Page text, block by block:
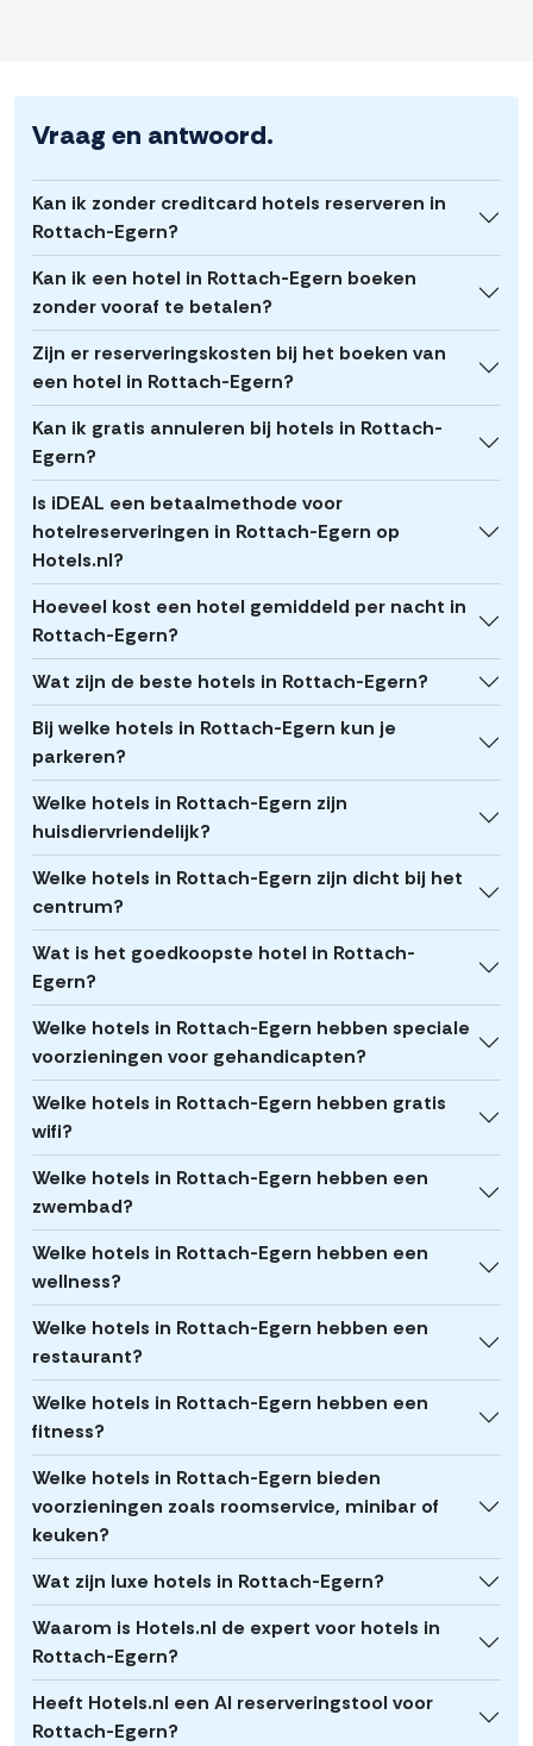
Vraag en antwoord.
Kan ik zonder creditcard hotels reserveren in
Rottach-Egern?
Kan ik een hotel in Rottach-Egern boeken
zonder vooraf te betalen?
Zijn er reserveringskosten bij het boeken van
een hotel in Rottach-Egern?
Kan ik gratis annuleren bij hotels in Rottach-
Egern?
Is iDEAL een betaalmethode voor
hotelreserveringen in Rottach-Egern op
Hotels.nl?
Hoeveel kost een hotel gemiddeld per nacht in
Rottach-Egern?
Wat zijn de beste hotels in Rottach-Egern?
Bij welke hotels in Rottach-Egern kun je
parkeren?
Welke hotels in Rottach-Egern zijn
huisdiervriendelijk?
Welke hotels in Rottach-Egern zijn dicht bij het
centrum?
Wat is het goedkoopste hotel in Rottach-
Egern?
Welke hotels in Rottach-Egern hebben speciale
voorzieningen voor gehandicapten?
Welke hotels in Rottach-Egern hebben gratis
wifi?
Welke hotels in Rottach-Egern hebben een
zwembad?
Welke hotels in Rottach-Egern hebben een
wellness?
Welke hotels in Rottach-Egern hebben een
restaurant?
Welke hotels in Rottach-Egern hebben een
fitness?
Welke hotels in Rottach-Egern bieden
voorzieningen zoals roomservice, minibar of
keuken?
Wat zijn luxe hotels in Rottach-Egern?
Waarom is Hotels.nl de expert voor hotels in
Rottach-Egern?
Heeft Hotels.nl een AI reserveringstool voor
Rottach-Egern?